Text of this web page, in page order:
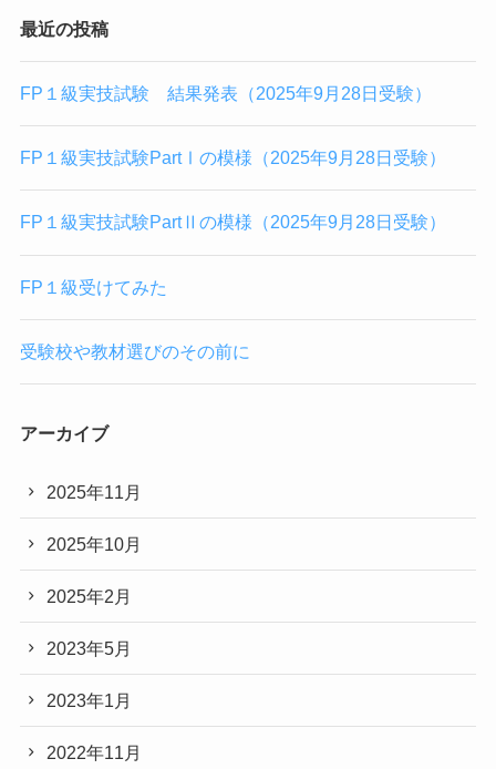
最近の投稿
FP１級実技試験 結果発表（2025年9月28日受験）
FP１級実技試験PartⅠの模様（2025年9月28日受験）
FP１級実技試験PartⅡの模様（2025年9月28日受験）
FP１級受けてみた
受験校や教材選びのその前に
アーカイブ
2025年11月
2025年10月
2025年2月
2023年5月
2023年1月
2022年11月